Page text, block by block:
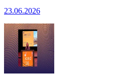
23.06.2026